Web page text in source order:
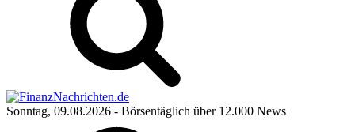
Sonntag, 09.08.2026 - Börsentäglich über 12.000 News